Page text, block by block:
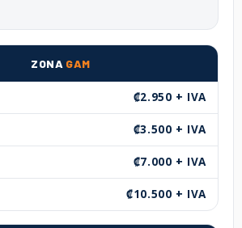
ZONA GAM
₡2.950 + IVA
₡3.500 + IVA
₡7.000 + IVA
₡10.500 + IVA